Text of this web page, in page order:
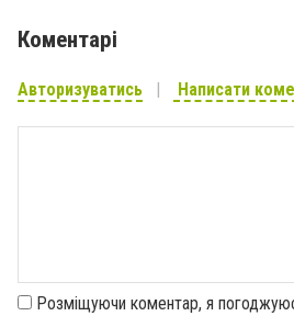
Коментарі
Авторизуватись Написати
Розміщуючи коментар, я